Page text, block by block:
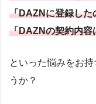
「DAZNに登録した
「DAZNの契約内容
といった悩みをお
うか？